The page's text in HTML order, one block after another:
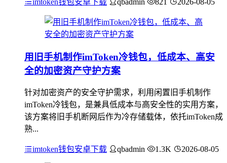
imtoken钱包安卓下载 qbadmin 821 2026-08-05
用旧手机制作imToken冷钱包，低成本、高安
全的加密资产守护方案
针对加密资产的安全守护需求，利用闲置旧手机制作
imToken冷钱包，是兼具低成本与高安全性的实用方案，
该方案将旧手机断网后作为冷存储载体，依托imToken成
熟...
imtoken钱包安卓下载 qbadmin 1.3K 2026-08-05